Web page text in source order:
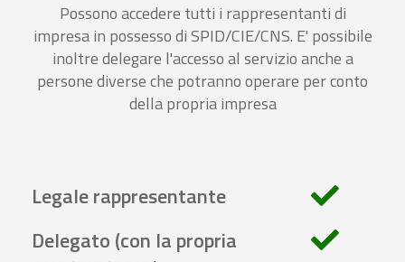
Possono accedere tutti i rappresentanti di
impresa in possesso di SPID/CIE/CNS. E' possibile
inoltre delegare l'accesso al servizio anche a
persone diverse che potranno operare per conto
della propria impresa
Legale rappresentante
Delegato (con la propria